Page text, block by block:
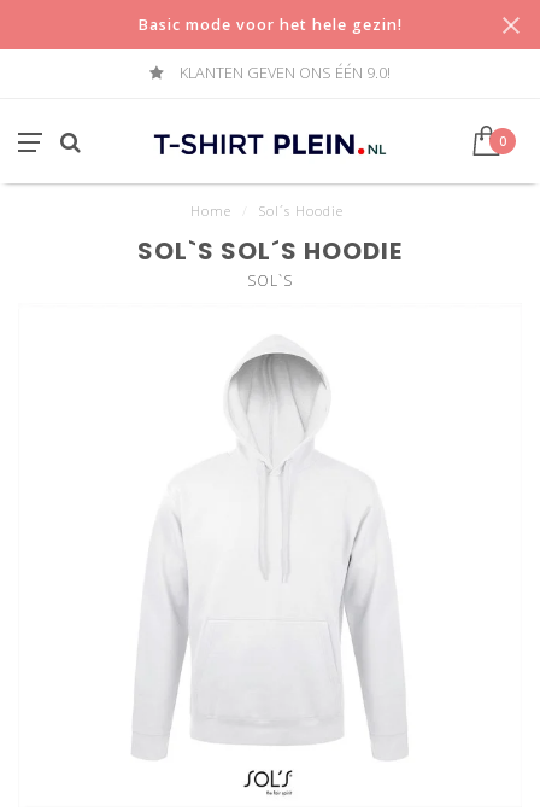
Basic mode voor het hele gezin!
KLANTEN GEVEN ONS ÉÉN 9.0!
0
Home Sol´s Hoodie
SOL`S SOL´S HOODIE
SOL`S